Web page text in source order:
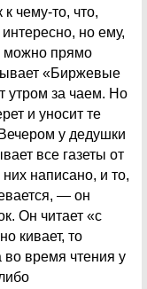
к чему-то, что,
но ему,
можно прямо
«Биржевые
утром за чаем. Но
и уносит те
у дедушки
все газеты от
них написано, и то,
— он
Он читает «с
кивает, то
во время чтения у